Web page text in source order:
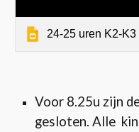
24-25 uren K2-K3
Voor 8.25u zijn
gesloten. Alle